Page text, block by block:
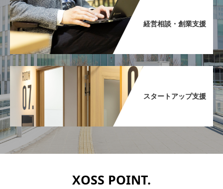
経営相談・創業支援​
スタートアップ支援​
XOSS POINT.